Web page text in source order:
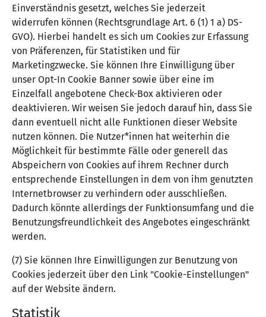
Einverständnis gesetzt, welches Sie jederzeit
widerrufen können (Rechtsgrundlage Art. 6 (1) 1 a) DS-
GVO). Hierbei handelt es sich um Cookies zur Erfassung
von Präferenzen, für Statistiken und für
Marketingzwecke. Sie können Ihre Einwilligung über
unser Opt-In Cookie Banner sowie über eine im
Einzelfall angebotene Check-Box aktivieren oder
deaktivieren. Wir weisen Sie jedoch darauf hin, dass Sie
dann eventuell nicht alle Funktionen dieser Website
nutzen können. Die Nutzer*innen hat weiterhin die
Möglichkeit für bestimmte Fälle oder generell das
Abspeichern von Cookies auf ihrem Rechner durch
entsprechende Einstellungen in dem von ihm genutzten
Internetbrowser zu verhindern oder ausschließen.
Dadurch könnte allerdings der Funktionsumfang und die
Benutzungsfreundlichkeit des Angebotes eingeschränkt
werden.
(7) Sie können Ihre Einwilligungen zur Benutzung von
Cookies jederzeit über den Link "Cookie-Einstellungen"
auf der Website ändern.
Statistik